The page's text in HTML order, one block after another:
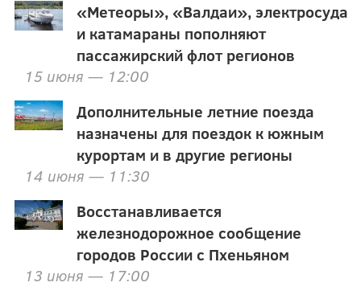
«Метеоры», «Валдаи», электросуда
и катамараны пополняют
пассажирский флот регионов
15 июня — 12:00
Дополнительные летние поезда
назначены для поездок к южным
курортам и в другие регионы
14 июня — 11:30
Восстанавливается
железнодорожное сообщение
городов России с Пхеньяном
13 июня — 17:00